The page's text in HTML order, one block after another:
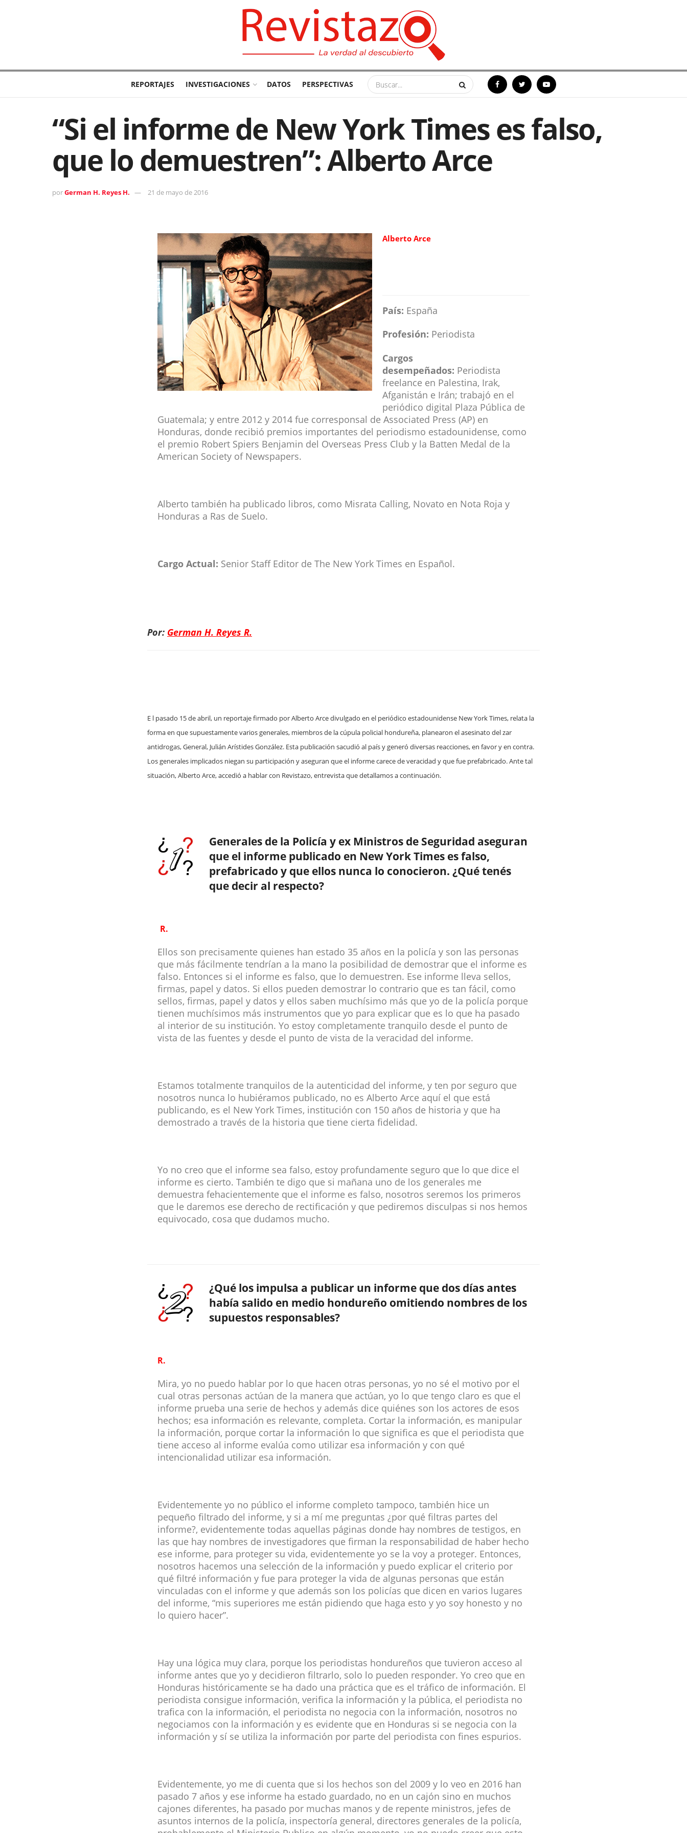
REPORTAJES INVESTIGACIONES DATOS PERSPECTIVAS
“Si el informe de New York Times es falso,
que lo demuestren”: Alberto Arce
porGerman H. Reyes H. 21 de mayo de 2016
Alberto Arce
País: España
Profesión: Periodista
Cargos
desempeñados: Periodista
freelance en Palestina, Irak,
Afganistán e Irán; trabajó en el
periódico digital Plaza Pública de
Guatemala; y entre 2012 y 2014 fue corresponsal de Associated Press (AP) en
Honduras, donde recibió premios importantes del periodismo estadounidense, como
el premio Robert Spiers Benjamin del Overseas Press Club y la Batten Medal de la
American Society of Newspapers.
Alberto también ha publicado libros, como Misrata Calling, Novato en Nota Roja y
Honduras a Ras de Suelo.
Cargo Actual: Senior Staff Editor de The New York Times en Español.
Por: German H. Reyes R.
E l pasado 15 de abril, un reportaje firmado por Alberto Arce divulgado en el periódico estadounidense New York Times, relata la
forma en que supuestamente varios generales, miembros de la cúpula policial hondureña, planearon el asesinato del zar
antidrogas, General, Julián Arístides González. Esta publicación sacudió al país y generó diversas reacciones, en favor y en contra.
Los generales implicados niegan su participación y aseguran que el informe carece de veracidad y que fue prefabricado. Ante tal
situación, Alberto Arce, accedió a hablar con Revistazo, entrevista que detallamos a continuación.
Generales de la Policía y ex Ministros de Seguridad aseguran
que el informe publicado en New York Times es falso,
prefabricado y que ellos nunca lo conocieron. ¿Qué tenés
que decir al respecto?
R.
Ellos son precisamente quienes han estado 35 años en la policía y son las personas
que más fácilmente tendrían a la mano la posibilidad de demostrar que el informe es
falso. Entonces si el informe es falso, que lo demuestren. Ese informe lleva sellos,
firmas, papel y datos. Si ellos pueden demostrar lo contrario que es tan fácil, como
sellos, firmas, papel y datos y ellos saben muchísimo más que yo de la policía porque
tienen muchísimos más instrumentos que yo para explicar que es lo que ha pasado
al interior de su institución. Yo estoy completamente tranquilo desde el punto de
vista de las fuentes y desde el punto de vista de la veracidad del informe.
Estamos totalmente tranquilos de la autenticidad del informe, y ten por seguro que
nosotros nunca lo hubiéramos publicado, no es Alberto Arce aquí el que está
publicando, es el New York Times, institución con 150 años de historia y que ha
demostrado a través de la historia que tiene cierta fidelidad.
Yo no creo que el informe sea falso, estoy profundamente seguro que lo que dice el
informe es cierto. También te digo que si mañana uno de los generales me
demuestra fehacientemente que el informe es falso, nosotros seremos los primeros
que le daremos ese derecho de rectificación y que pediremos disculpas si nos hemos
equivocado, cosa que dudamos mucho.
¿Qué los impulsa a publicar un informe que dos días antes
había salido en medio hondureño omitiendo nombres de los
supuestos responsables?
R.
Mira, yo no puedo hablar por lo que hacen otras personas, yo no sé el motivo por el
cual otras personas actúan de la manera que actúan, yo lo que tengo claro es que el
informe prueba una serie de hechos y además dice quiénes son los actores de esos
hechos; esa información es relevante, completa. Cortar la información, es manipular
la información, porque cortar la información lo que significa es que el periodista que
tiene acceso al informe evalúa como utilizar esa información y con qué
intencionalidad utilizar esa información.
Evidentemente yo no público el informe completo tampoco, también hice un
pequeño filtrado del informe, y si a mí me preguntas ¿por qué filtras partes del
informe?, evidentemente todas aquellas páginas donde hay nombres de testigos, en
las que hay nombres de investigadores que firman la responsabilidad de haber hecho
ese informe, para proteger su vida, evidentemente yo se la voy a proteger. Entonces,
nosotros hacemos una selección de la información y puedo explicar el criterio por
qué filtré información y fue para proteger la vida de algunas personas que están
vinculadas con el informe y que además son los policías que dicen en varios lugares
del informe, “mis superiores me están pidiendo que haga esto y yo soy honesto y no
lo quiero hacer”.
Hay una lógica muy clara, porque los periodistas hondureños que tuvieron acceso al
informe antes que yo y decidieron filtrarlo, solo lo pueden responder. Yo creo que en
Honduras históricamente se ha dado una práctica que es el tráfico de información. El
periodista consigue información, verifica la información y la pública, el periodista no
trafica con la información, el periodista no negocia con la información, nosotros no
negociamos con la información y es evidente que en Honduras si se negocia con la
información y sí se utiliza la información por parte del periodista con fines espurios.
Evidentemente, yo me di cuenta que si los hechos son del 2009 y lo veo en 2016 han
pasado 7 años y ese informe ha estado guardado, no en un cajón sino en muchos
cajones diferentes, ha pasado por muchas manos y de repente ministros, jefes de
asuntos internos de la policía, inspectoría general, directores generales de la policía,